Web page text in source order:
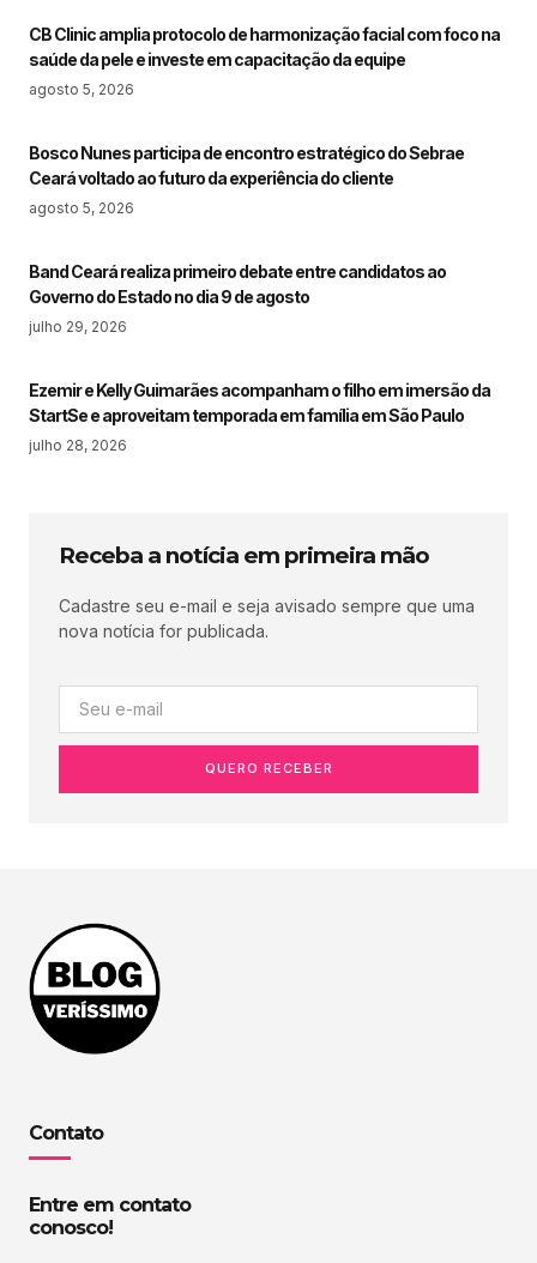
CB Clinic amplia protocolo de harmonização facial com foco na
saúde da pele e investe em capacitação da equipe
agosto 5, 2026
Bosco Nunes participa de encontro estratégico do Sebrae
Ceará voltado ao futuro da experiência do cliente
agosto 5, 2026
Band Ceará realiza primeiro debate entre candidatos ao
Governo do Estado no dia 9 de agosto
julho 29, 2026
Ezemir e Kelly Guimarães acompanham o filho em imersão da
StartSe e aproveitam temporada em família em São Paulo
julho 28, 2026
Receba a notícia em primeira mão
Cadastre seu e-mail e seja avisado sempre que uma
nova notícia for publicada.
QUERO RECEBER
Contato
Entre em contato
conosco!